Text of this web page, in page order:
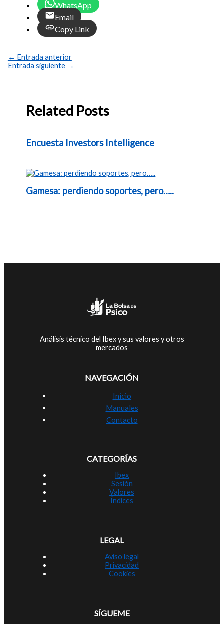
WhatsApp
Email
Copy Link
← Entrada anterior
Entrada siguiente →
Related Posts
Encuesta Investors Intelligence
Gamesa: perdiendo soportes, pero…..
Análisis técnico del Ibex y sus valores y otros
mercados
NAVEGACIÓN
Inicio
Manuales
Contacto
CATEGORÍAS
Ibex
Sesión
Valores
Índices
LEGAL
Aviso legal
Privacidad
Cookies
SÍGUEME